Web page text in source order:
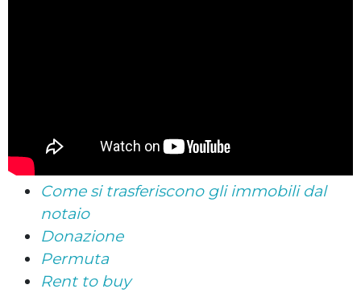
Come si trasferiscono gli immobili dal
notaio
Donazione
Permuta
Rent to buy